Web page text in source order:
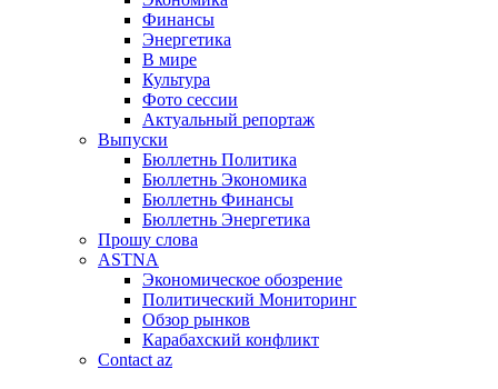
Финансы
Энергетика
В мире
Культура
Фото сессии
Актуальный репортаж
Выпуски
Бюллетнь Политика
Бюллетнь Экономика
Бюллетнь Финансы
Бюллетнь Энергетика
Прошу слова
ASTNA
Экономическое обозрение
Политический Мониторинг
Обзор рынков
Карабахский конфликт
Contact az